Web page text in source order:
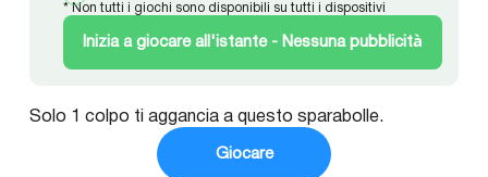
* Non tutti i giochi sono disponibili su tutti i dispositivi
Inizia a giocare all'istante - Nessuna pubblicità
Solo 1 colpo ti aggancia a questo sparabolle.
Giocare